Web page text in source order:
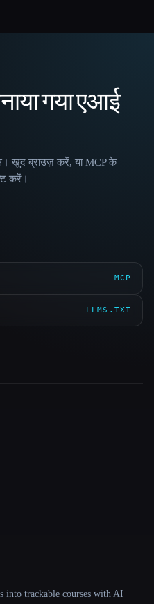
गया एआई
खुद ब्राउज़ करें, या MCP के
करें।
MCP
LLMS.TXT
into trackable courses with AI